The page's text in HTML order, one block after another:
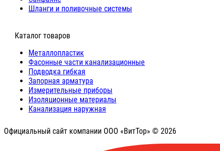
Шланги и поливочные системы
⠀Каталог товаров
Металлопластик
Фасонные части канализационные
Подводка гибкая
Запорная арматура
Измерительные приборы
Изоляционные материалы
Канализация наружная
Официальный сайт компании ООО «ВитТор» © 2026